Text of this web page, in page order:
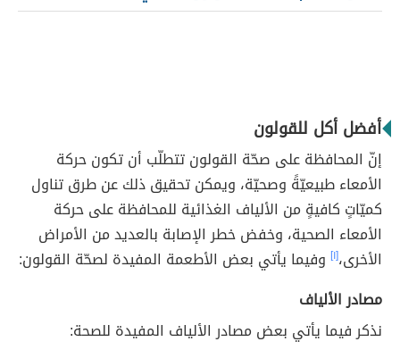
أفضل أكل للقولون
إنّ المحافظة على صحّة القولون تتطلّب أن تكون حركة
الأمعاء طبيعيّةً وصحيّة، ويمكن تحقيق ذلك عن طرق تناول
كميّاتٍ كافيةٍ من الألياف الغذائية للمحافظة على حركة
الأمعاء الصحية، وخفض خطر الإصابة بالعديد من الأمراض
الأخرى،[١] وفيما يأتي بعض الأطعمة المفيدة لصحّة القولون:
مصادر الألياف
نذكر فيما يأتي بعض مصادر الألياف المفيدة للصحة: